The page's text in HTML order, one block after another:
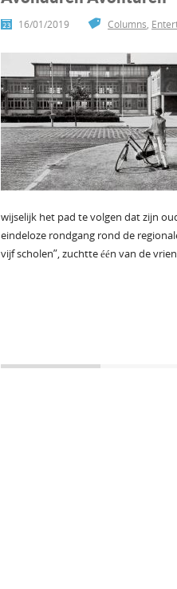
16/01/2019 Columns,
wijselijk het pad te volgen dat zijn
eindeloze rondgang rond de
vijf scholen”, zuchtte één van de